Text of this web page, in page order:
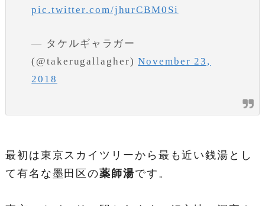
pic.twitter.com/jhurCBM0Si
— タケルギャラガー
(@takerugallagher)November 23,
2018
最初は東京スカイツリーから最も近い銭湯とし
て有名な墨田区の薬師湯です。